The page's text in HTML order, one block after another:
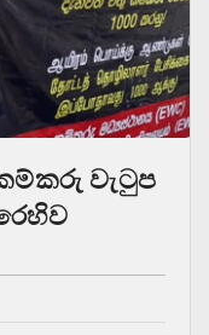
වැටුප